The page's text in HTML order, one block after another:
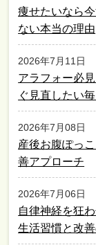
痩せたいなら
ない本当の理由
2026年7月11日
アラフォー必
ぐ見直したい
2026年7月08日
産後お腹ぽっ
善アプローチ
2026年7月06日
自律神経を狂
生活習慣と改